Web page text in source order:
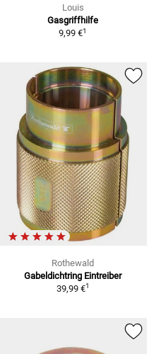
Louis
Gasgriffhilfe
9,99 €1
Rothewald
Gabeldichtring Eintreiber
39,99 €1